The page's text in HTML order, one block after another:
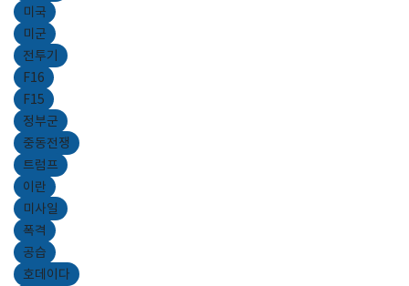
미국
미군
전투기
F16
F15
정부군
중동전쟁
트럼프
이란
미사일
폭격
공습
호데이다